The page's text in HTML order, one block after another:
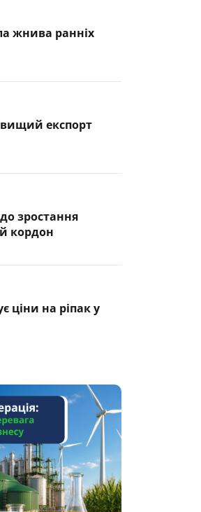
жнива ранніх
експорт
зростання
кордон
ціни на ріпак у